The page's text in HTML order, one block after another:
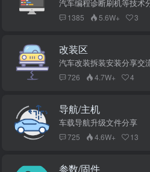
汽车编程诊断刷机等技术
1385 5.6W+ 3
改装区
汽车改装拆装安装分享交
726 4.7W+ 4
导航/主机
车载导航升级文件分享
725 4.6W+ 13
参数/固件